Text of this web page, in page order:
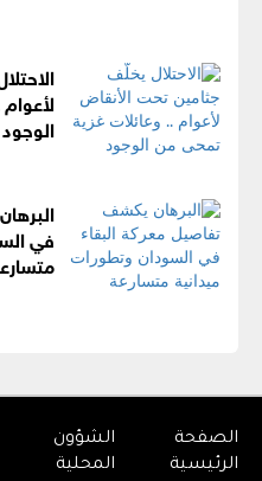
الوجود
في
الصفحة
الرئيسية
الشؤون
المحلية